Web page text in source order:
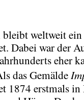
weltweit ein
Dabei war der
eher
das Gemälde
1874 erstmals in